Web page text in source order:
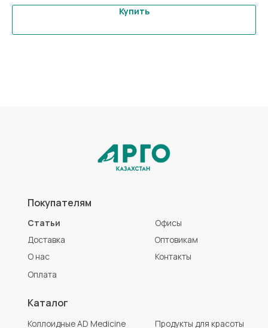
Купить
Доставка
Оплата
Оптовикам
Политика конфиденциальности